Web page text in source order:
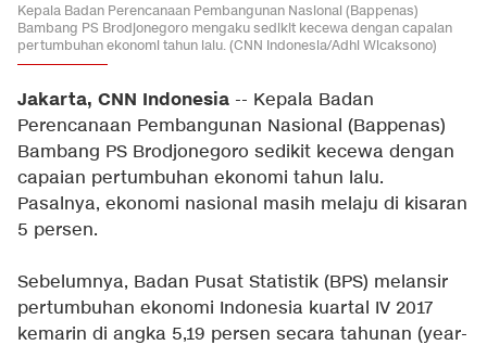
Kepala Badan Perencanaan Pembangunan Nasional (Bappenas)
Bambang PS Brodjonegoro mengaku sedikit kecewa dengan capaian
pertumbuhan ekonomi tahun lalu. (CNN Indonesia/Adhi Wicaksono)
Jakarta, CNN Indonesia -- Kepala Badan
Perencanaan Pembangunan Nasional (Bappenas)
Bambang PS Brodjonegoro sedikit kecewa dengan
capaian pertumbuhan ekonomi tahun lalu.
Pasalnya, ekonomi nasional masih melaju di kisaran
5 persen.
Sebelumnya, Badan Pusat Statistik (BPS) melansir
pertumbuhan ekonomi Indonesia kuartal IV 2017
kemarin di angka 5,19 persen secara tahunan (year-